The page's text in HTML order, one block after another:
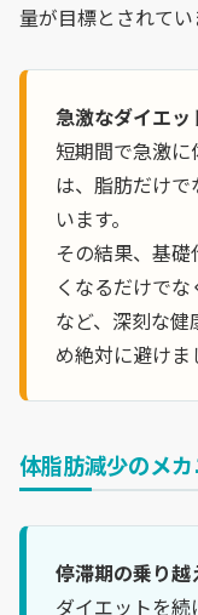
量が目標とされて
急激なダイエッ
短期間で急激
は、脂肪だけ
います。
その結果、基
くなるだけで
など、深刻な
め絶対に避けま
体脂肪減少のメ
停滞期の乗り越
ダイエットを